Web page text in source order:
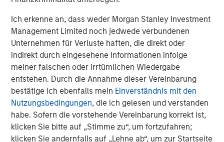
Ich erkenne an, dass weder Morgan Stanley Investment
Management Limited noch jedwede verbundenen
Unternehmen für Verluste haften, die direkt oder
indirekt durch eingesehene Informationen infolge
meiner falschen oder irrtümlichen Wiedergabe
entstehen. Durch die Annahme dieser Vereinbarung
bestätige ich ebenfalls mein Einverständnis mit den
Nutzungsbedingungen, die ich gelesen und verstanden
habe. Sofern die vorstehende Vereinbarung korrekt ist,
klicken Sie bitte auf „Stimme zu“, um fortzufahren;
klicken Sie andernfalls auf „Lehne ab“, um zur Startseite
product (GDP) growth between 6% and 7%, supported by
resilient consumption, healthy real income growth, and
some of the most expansionary fiscal conditions in the
Group of Seven (G7)3. Federal deficits are projected to
remain near6% of GDPfor the next decade, sustaining a
structurally high level of Treasury issuance.
The Federal Reserve (the Fed) has delivered 75 basis
points (bps) of easing in 2025, with markets pricing a
possibility of up to three more cuts in 2026. This likely
overestimates the degree of easing we expect, ascore